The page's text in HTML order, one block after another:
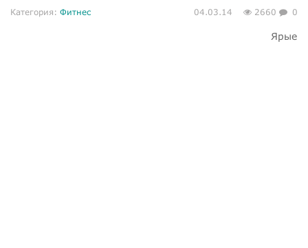
Категория: Фитнес 04.03.14 2660 0
Ярые